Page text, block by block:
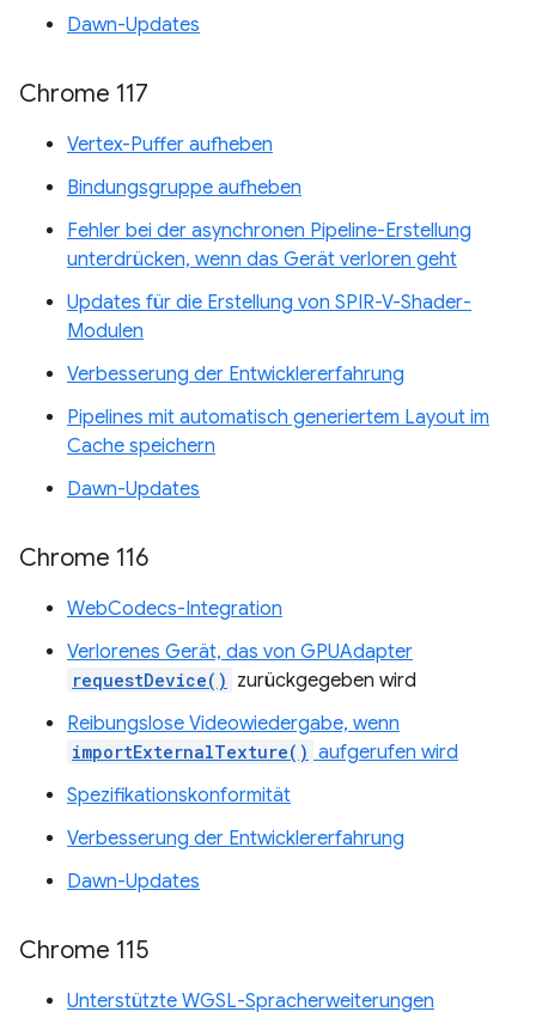
Dawn-Updates
Chrome 117
Vertex-Puffer aufheben
Bindungsgruppe aufheben
Fehler bei der asynchronen Pipeline-Erstellung
unterdrücken, wenn das Gerät verloren geht
Updates für die Erstellung von SPIR-V-Shader-
Modulen
Verbesserung der Entwicklererfahrung
Pipelines mit automatisch generiertem Layout im
Cache speichern
Dawn-Updates
Chrome 116
WebCodecs-Integration
Verlorenes Gerät, das von GPUAdapter
requestDevice() zurückgegeben wird
Reibungslose Videowiedergabe, wenn
importExternalTexture() aufgerufen wird
Spezifikationskonformität
Verbesserung der Entwicklererfahrung
Dawn-Updates
Chrome 115
Unterstützte WGSL-Spracherweiterungen